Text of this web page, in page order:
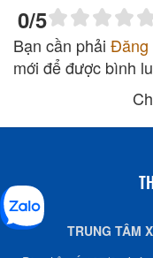
0/5
Bạn cần phải Đăng
mới để được bình
TRUNG TÂM